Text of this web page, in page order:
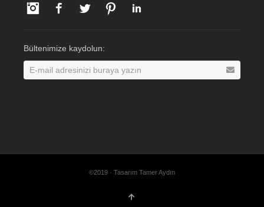
InstagramFacebookTwitter Pinterest
Bültenimize kaydolun:
©2019 · Tasarım Tamer Aydın